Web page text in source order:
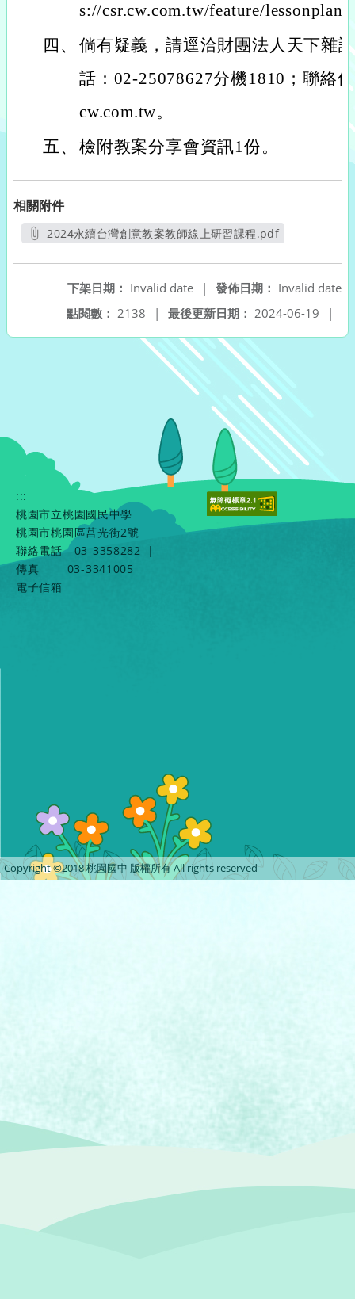
s://csr.cw.com.tw/feature/lessonplan
四、 倘有疑義，請逕洽財團法人天下雜
話：02-25078627分機1810；聯絡
cw.com.tw。
五、 檢附教案分享會資訊1份。
相關附件
2024永續台灣創意教案教師線上研習課程.pdf
發佈日期： Invalid date
下架日期： Invalid date
|
最後更新日期： 2024-06-19 |
點閱數： 2138 |
:::
桃園市立桃園國民中學
桃園市桃園區莒光街2號
聯絡電話
03-3358282
|
傳真
03-3341005
電子信箱
Copyright ©2018 桃園國中 版權所有 All rights reserved